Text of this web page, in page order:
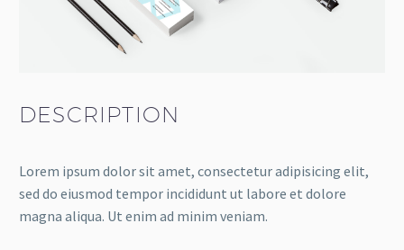
DESCRIPTION
Lorem ipsum dolor sit amet, consectetur adipisicing elit,
sed do eiusmod tempor incididunt ut labore et dolore
magna aliqua. Ut enim ad minim veniam.